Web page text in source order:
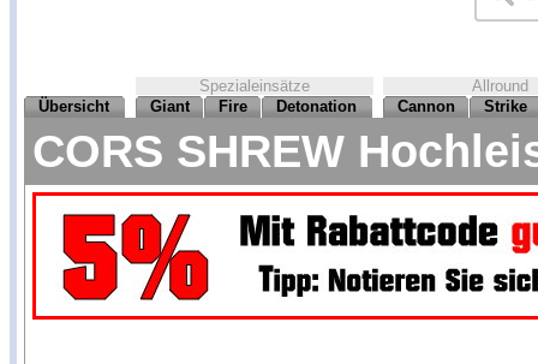
Spezialeinsätze
Allround
Übersicht
Giant Fire Detonation Cannon Strike
CORS SHREW